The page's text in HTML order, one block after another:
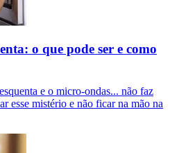
o que pode ser e como
e o micro-ondas... não faz
esse mistério e não ficar na mão na